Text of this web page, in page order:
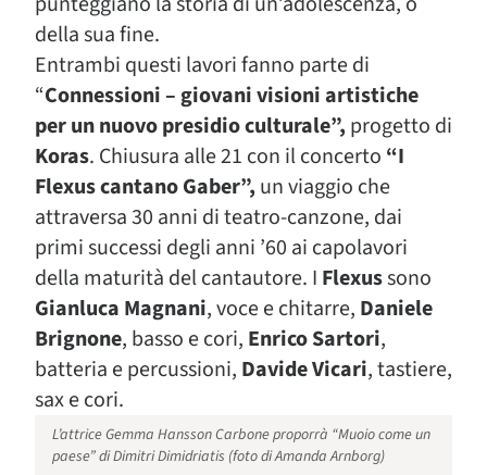
della sua fine.
Entrambi questi lavori fanno parte di
“Connessioni – giovani visioni artistiche
per un nuovo presidio culturale”, progetto di
Koras. Chiusura alle 21 con il concerto “I
Flexus cantano Gaber”, un viaggio che
attraversa 30 anni di teatro-canzone, dai
primi successi degli anni ’60 ai capolavori
della maturità del cantautore. I Flexussono
Gianluca Magnani, voce e chitarre, Daniele
Brignone, basso e cori, Enrico Sartori,
batteria e percussioni, Davide Vicari, tastiere,
sax e cori.
L’attrice Gemma Hansson Carbone proporrà “Muoio come un
paese” di Dimitri Dimidriatis (foto di Amanda Arnborg)